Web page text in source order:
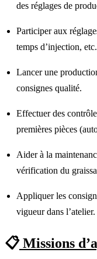
des réglages de
Participer aux
temps d’injection,
Lancer une
consignes qualité.
Effectuer des
premières pièces
Aider à la
vérification du
Appliquer les
vigueur dans l’atelier.
📋Missions